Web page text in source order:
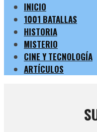
INICIO
1001 BATALLAS
HISTORIA
MISTERIO
CINE Y TECNOLOGÍA
ARTÍCULOS